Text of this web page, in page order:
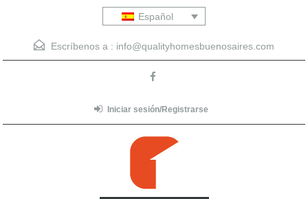
Español
Escríbenos a : info@qualityhomesbuenosaires.com
Iniciar sesión/Registrarse